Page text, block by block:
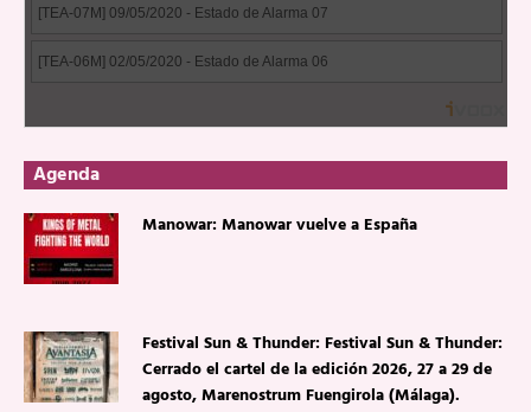
Agenda
Manowar: Manowar vuelve a España
Festival Sun & Thunder: Festival Sun & Thunder:
Cerrado el cartel de la edición 2026, 27 a 29 de
agosto, Marenostrum Fuengirola (Málaga).